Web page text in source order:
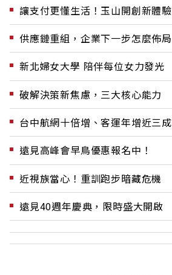
讓支付更懂生活！玉山開創新體驗
供應鏈重組，企業下一步怎麼佈局
新北婦女大學 陪伴每位女力發光
破解決策新焦慮，三大核心能力
台中航網十倍增、客運年增近三成
遠見高峰會早鳥優惠報名中！
近視族當心！重訓跑步暗藏危機
遠見40週年慶典，限時盛大開啟